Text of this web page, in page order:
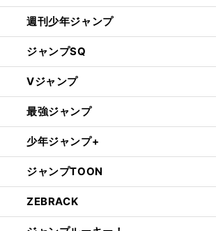
週刊少年ジャンプ
ジャンプSQ
Vジャンプ
最強ジャンプ
少年ジャンプ+
ジャンプTOON
ZEBRACK